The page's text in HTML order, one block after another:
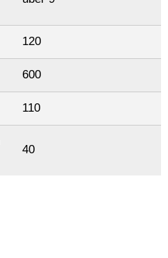
120
600
110
40